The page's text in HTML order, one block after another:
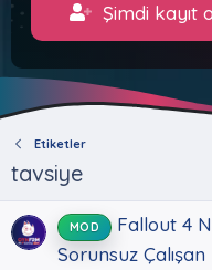
Şimdi kayıt
Etiketler
tavsiye
MOD
Fallout 4
Sorunsuz